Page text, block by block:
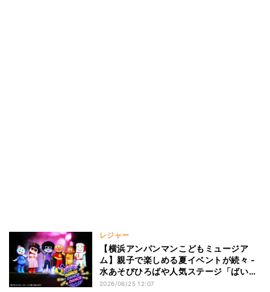
レジャー
【横浜アンパンマンこどもミュージア
ム】親子で楽しめる夏イベントが続々 -
水あそびひろばや人気ステージ「ばいき
んまんのダンス!ダンス!!ダンス!!!」の再
2026/06/25 12:07